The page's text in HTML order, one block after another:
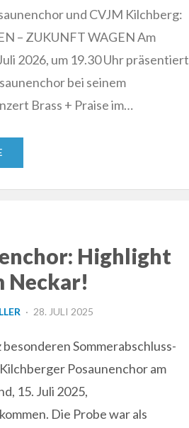
und CVJM Kilchberg:
– ZUKUNFT WAGEN Am
2026, um 19.30 Uhr präsentiert
bei seinem
Brass + Praise im…
Highlight
Neckar!
POSTED
28. JULI 2025
besonderen Sommerabschluss-
Posaunenchor am
15. Juli 2025,
Die Probe war als